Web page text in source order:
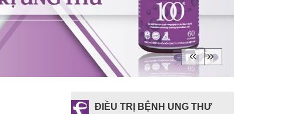
ĐIỀU TRỊ BỆNH UNG THƯ